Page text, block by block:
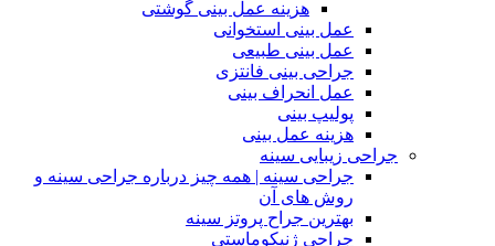
هزینه عمل بینی گوشتی
عمل بینی استخوانی
عمل بینی طبیعی
جراحی بینی فانتزی
عمل انحراف بینی
پولیپ بینی
هزینه عمل بینی
جراحی زیبایی سینه
جراحی سینه | همه چیز درباره جراحی سینه و
روش های آن
بهترین جراح پروتز سینه
جراحی ژنیکوماستی